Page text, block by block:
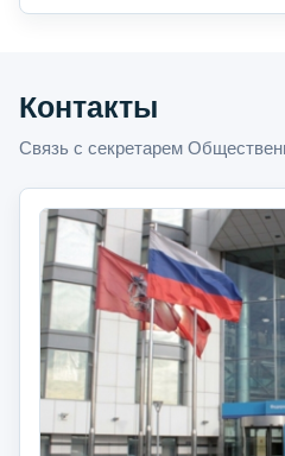
Контакты
Связь с секретарем